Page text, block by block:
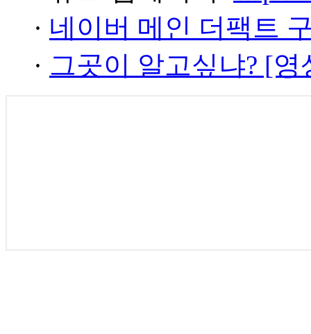
· 네이버 메인 더팩트
· 그곳이 알고싶냐? [